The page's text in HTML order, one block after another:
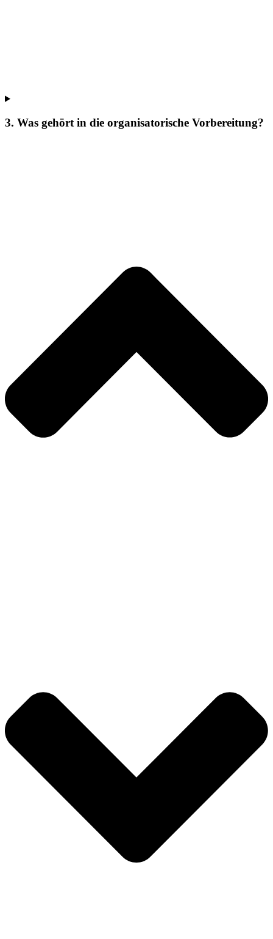
3. Was gehört in die organisatorische Vorbereitung?